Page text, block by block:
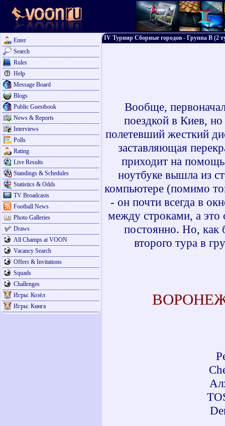
Enter
Search
Rules
Help
Message Board
Blogs
Public Guestbook
News & Reports
Interviews
Polls
Rating
Live Results
Standings & Schedules
Statistics & Odds
TV Broadcasts
Football News
Photo Galleries
Draws
All Champs at VOON
Vacancy Search
Offers & Invitations
Squads
Challenges
Игры: Козёл
Игры: Кинга
IV Турнир Сборные городов - Группа В (2
Вообще,
поездкой в Киев,
полетевший жесткий
заставляющая
приходит на
ноутбуке вышла из
компьютере (помимо
- он почти всегда в
между строками, а это
постоянно. Но, как
второго тура в